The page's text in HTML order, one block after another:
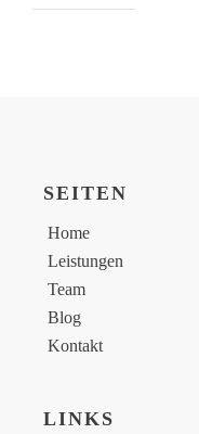
SEITEN
Home
Leistungen
Team
Blog
Kontakt
LINKS